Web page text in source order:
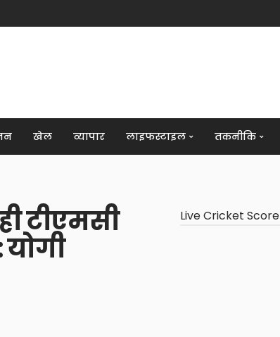
खेल व्यापार लाइफस्टाइल तकनीकि
टीएमसी Live Cricket Score